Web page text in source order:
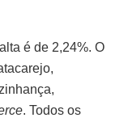
é de 2,24%. O
. Todos os